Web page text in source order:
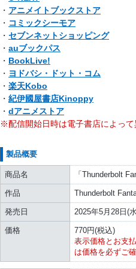
・ アニメイトブックストア
・ コミックシーモア
・ セブンネットショッピング
・ auブックパス
・ BookLive!
・ ヨドバシ・ドット・コム
・ 楽天Kobo
・ 紀伊國屋書店Kinoppy
・ dアニメストア
※配信開始日時は電子書店によって
製品概要
商品名 「Thunderbolt
作品 Thunderbolt
発売日 2025年5月28日(
価格
770円(税込)
表示価格とお支
は価格を必ずご